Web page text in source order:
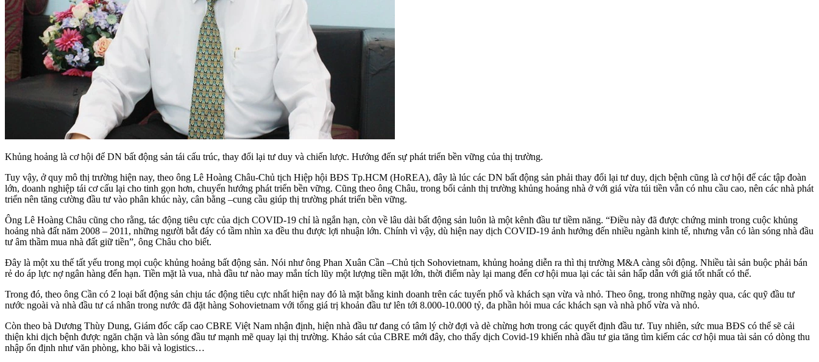
Khủng hoảng là cơ hội để DN bất động sản tái cấu trúc, thay đổi lại tư duy và chiến lược. Hướng đến sự phát triển bền vững của thị trường.
Tuy vậy, ở quy mô thị trường hiện nay, theo ông Lê Hoàng Châu-Chủ tịch Hiệp hội BĐS Tp.HCM (HoREA), đây là lúc các DN bất động sản phải thay đổi lại tư duy, dịch bệnh cũng là cơ hội để các tập đoàn
lớn, doanh nghiệp tái cơ cấu lại cho tinh gọn hơn, chuyển hướng phát triển bền vững. Cũng theo ông Châu, trong bối cảnh thị trường khủng hoảng nhà ở với giá vừa túi tiền vẫn có nhu cầu cao, nên các nhà phát
triển nên tăng cường đầu tư vào phân khúc này, cân bằng –cung cầu giúp thị trường phát triển bền vững.
Ông Lê Hoàng Châu cũng cho rằng, tác động tiêu cực của dịch COVID-19 chỉ là ngắn hạn, còn về lâu dài bất động sản luôn là một kênh đầu tư tiềm năng. “Điều này đã được chứng minh trong cuộc khủng
hoảng nhà đất năm 2008 – 2011, những người bắt đáy có tầm nhìn xa đều thu được lợi nhuận lớn. Chính vì vậy, dù hiện nay dịch COVID-19 ảnh hưởng đến nhiều ngành kinh tế, nhưng vẫn có làn sóng nhà đầu
tư âm thầm mua nhà đất giữ tiền”, ông Châu cho biết.
Đây là một xu thế tất yếu trong mọi cuộc khủng hoảng bất động sản. Nói như ông Phan Xuân Cần –Chủ tịch Sohovietnam, khủng hoảng diễn ra thì thị trường M&A càng sôi động. Nhiều tài sản buộc phải bán
rẻ do áp lực nợ ngân hàng đến hạn. Tiền mặt là vua, nhà đầu tư nào may mắn tích lũy một lượng tiền mặt lớn, thời điểm này lại mang đến cơ hội mua lại các tài sản hấp dẫn với giá tốt nhất có thể.
Trong đó, theo ông Cần có 2 loại bất động sản chịu tác động tiêu cực nhất hiện nay đó là mặt bằng kinh doanh trên các tuyến phố và khách sạn vừa và nhỏ. Theo ông, trong những ngày qua, các quỹ đầu tư
nước ngoài và nhà đầu tư cá nhân trong nước đã đặt hàng Sohovietnam với tổng giá trị khoản đầu tư lên tới 8.000-10.000 tỷ, đa phần hỏi mua các khách sạn và nhà phố vừa và nhỏ.
Còn theo bà Dương Thùy Dung, Giám đốc cấp cao CBRE Việt Nam nhận định, hiện nhà đầu tư đang có tâm lý chờ đợi và dè chừng hơn trong các quyết định đầu tư. Tuy nhiên, sức mua BĐS có thể sẽ cải
thiện khi dịch bệnh được ngăn chặn và làn sóng đầu tư mạnh mẽ quay lại thị trường. Khảo sát của CBRE mới đây, cho thấy dịch Covid-19 khiến nhà đầu tư gia tăng tìm kiếm các cơ hội mua tài sản có dòng thu
nhập ổn định như văn phòng, kho bãi và logistics…